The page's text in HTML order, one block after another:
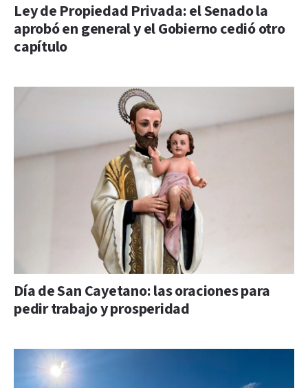
Ley de Propiedad Privada: el Senado la
aprobó en general y el Gobierno cedió otro
capítulo
Día de San Cayetano: las oraciones para
pedir trabajo y prosperidad